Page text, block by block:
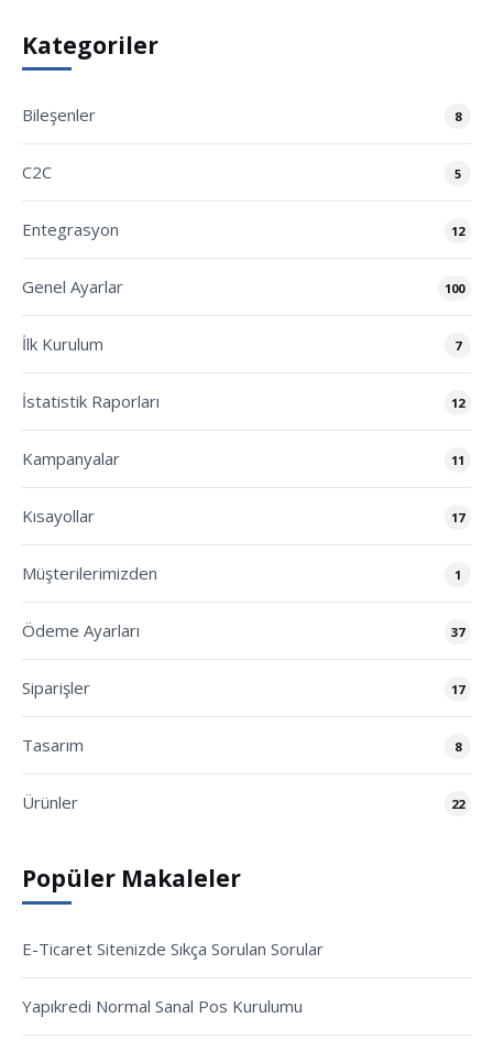
Kategoriler
Bileşenler 8
C2C 5
Entegrasyon 12
Genel Ayarlar 100
İlk Kurulum 7
İstatistik Raporları 12
Kampanyalar 11
Kısayollar 17
Müşterilerimizden 1
Ödeme Ayarları 37
Siparişler 17
Tasarım 8
Ürünler 22
Popüler Makaleler
E-Ticaret Sitenizde Sıkça Sorulan Sorular
Yapıkredi Normal Sanal Pos Kurulumu